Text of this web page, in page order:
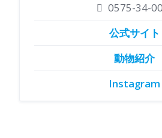
0575-34-
公式サイト
動物紹介
Instagram